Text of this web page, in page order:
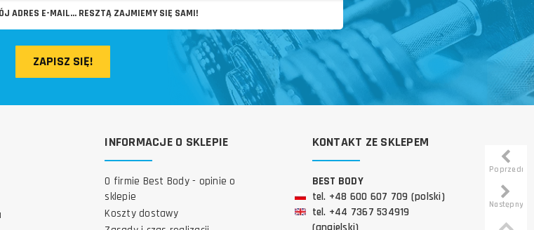
ZAPISZ SIĘ!
INFORMACJE O SKLEPIE
O firmie Best Body - opinie o
sklepie
Koszty dostawy
KONTAKT ZE SKLEPEM
BEST BODY
tel. +48 600 607 709 (polski)
tel. +44 7367 534919
Poprzedni
Następny